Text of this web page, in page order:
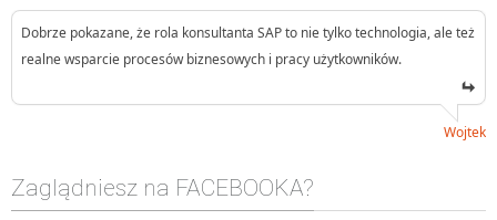
Dobrze pokazane, że rola konsultanta SAP to nie tylko technologia, ale też
realne wsparcie procesów biznesowych i pracy użytkowników.
Wojtek
Zaglądniesz na FACEBOOKA?